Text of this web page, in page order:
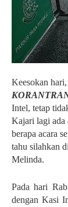
Keesokan
Intel, tetap
Kajari lagi ada
berapa acara
tahu silahkan
Melinda.
Pada hari
dengan Kasi